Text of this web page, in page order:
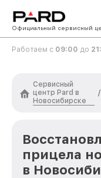
Официальный сервисный
Работаем с 09:00 до
Сервисный
центр Pard в
Новосибирске
/
прицела
в